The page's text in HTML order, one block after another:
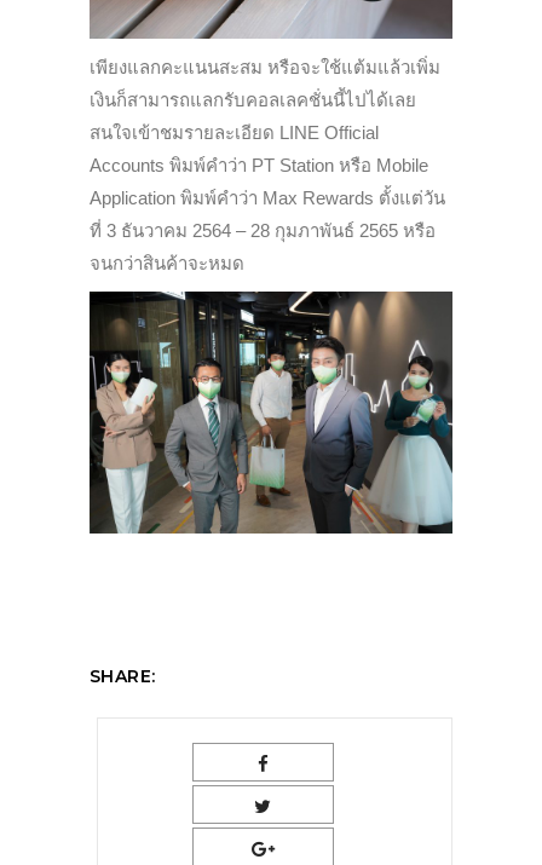
เพียงแลกคะแนนสะสม หรือจะใช้แต้มแล้วเพิ่ม
เงินก็สามารถแลกรับคอลเลคชั่นนี้ไปได้เลย
สนใจเข้าชมรายละเอียด LINE Official
Accounts พิมพ์คำว่า PT Station หรือ Mobile
Application พิมพ์คำว่า Max Rewards ตั้งแต่วัน
ที่ 3 ธันวาคม 2564 – 28 กุมภาพันธ์ 2565 หรือ
จนกว่าสินค้าจะหมด
SHARE: